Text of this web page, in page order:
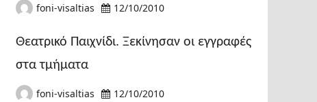
foni-visaltias 12/10/2010
Θεατρικό Παιχνίδι. Ξεκίνησαν οι εγγραφές
στα τμήματα
foni-visaltias 12/10/2010